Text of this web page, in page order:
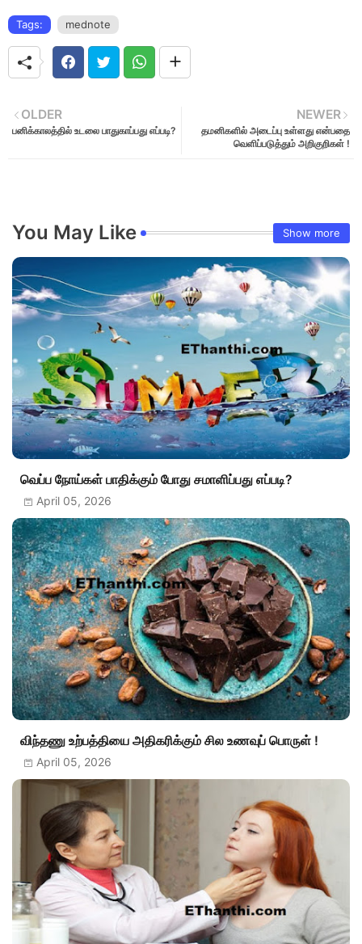
Tags: mednote
NEWER
தமனிகளில் அடைப்பு உள்ளது என்பதை
வெளிப்படுத்தும் அறிகுறிகள் !
OLDER
பனிக்காலத்தில் உடலை பாதுகாப்பது எப்படி?
You May Like Show more
வெப்ப நோய்கள் பாதிக்கும் போது சமாளிப்பது எப்படி?
April 05, 2026
விந்தணு உற்பத்தியை அதிகரிக்கும் சில உணவுப் பொருள் !
April 05, 2026